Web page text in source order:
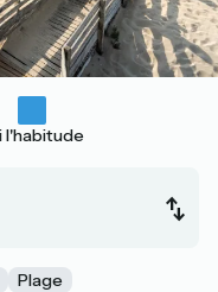
l'habitude
Plage